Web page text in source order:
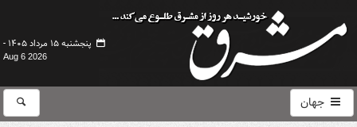
پنجشنبه ۱۵ مرداد ۱۴۰۵ -
Aug 6 2026
جهان